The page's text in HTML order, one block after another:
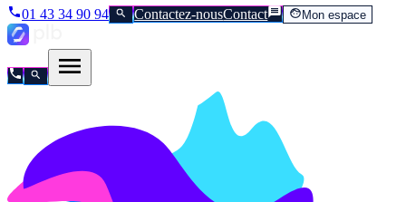
01 43 34 90 94 Contactez-nousContact Mon espace